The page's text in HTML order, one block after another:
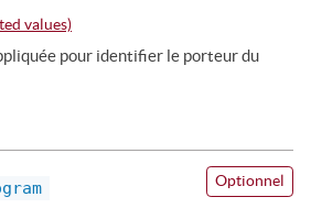
values)
pour identifier le porteur du
Optionnel